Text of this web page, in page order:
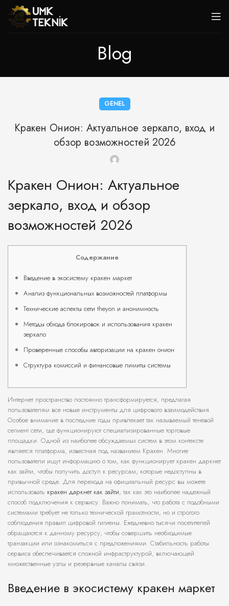
Blog
GENEL
Кракен Онион: Актуальное зеркало, вход и
обзор возможностей 2026
Кракен Онион: Актуальное
зеркало, вход и обзор
возможностей 2026
Содержание
Введение в экосистему кракен маркет
Анализ функциональных возможностей платформы
Технические аспекты сети theyon и анонимность
Методы обхода блокировок и использования кракен
зеркало
Проверенные способы авторизации на кракен онион
Структура комиссий и финансовые лимиты системы
Интернет пространство постоянно трансформируется, предлагая
пользователям все новые инструменты для цифрового взаимодействия.
Особое внимание в последние годы привлекает так называемый теневой
сегмент сети, где функционируют специализированные торговые
площадки. Одной из наиболее обсуждаемых систем в этом контексте
является платформа, известная под названием Кракен. Многие
пользователи ищут информацию о том, как функционирует кракен даркнет
как зайти, чтобы получить доступ к ресурсам, которые недоступны в
привычной среде. Для перехода на официальный ресурс вы можете
использовать кракен даркнет как зайти, так как это наиболее надежный
способ подключения к сервису. Важно понимать, что работа с подобными
системами требует не только технической грамотности, но и строгого
соблюдения правил цифровой гигиены. Ежедневно тысячи посетителей
обращаются к данному ресурсу, чтобы совершить необходимые
транзакции или ознакомиться с предложениями. Стабильность работы
сервиса обеспечивается сложной инфраструктурой, включающей
множественные узлы и резервные каналы связи.
Введение в экосистему кракен маркет